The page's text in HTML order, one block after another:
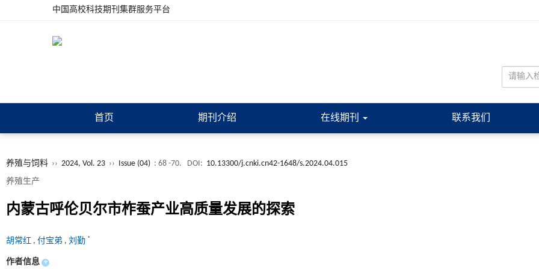
中国高校科技期刊集群服务平台
首页 期刊介绍 在线期刊 联系我们
养殖与饲料 ›› 2024, Vol. 23 ›› Issue (04) : 68 -70. DOI: 10.13300/j.cnki.cn42-1648/s.2024.04.015
养殖生产
内蒙古呼伦贝尔市柞蚕产业高质量发展的探索
胡常红 , 付宝弟 , 刘勤 *
作者信息 +